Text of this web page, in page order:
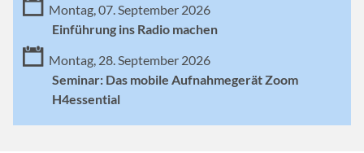
Montag, 07. September 2026
Einführung ins Radio machen
Montag, 28. September 2026
Seminar: Das mobile Aufnahmegerät Zoom
H4essential